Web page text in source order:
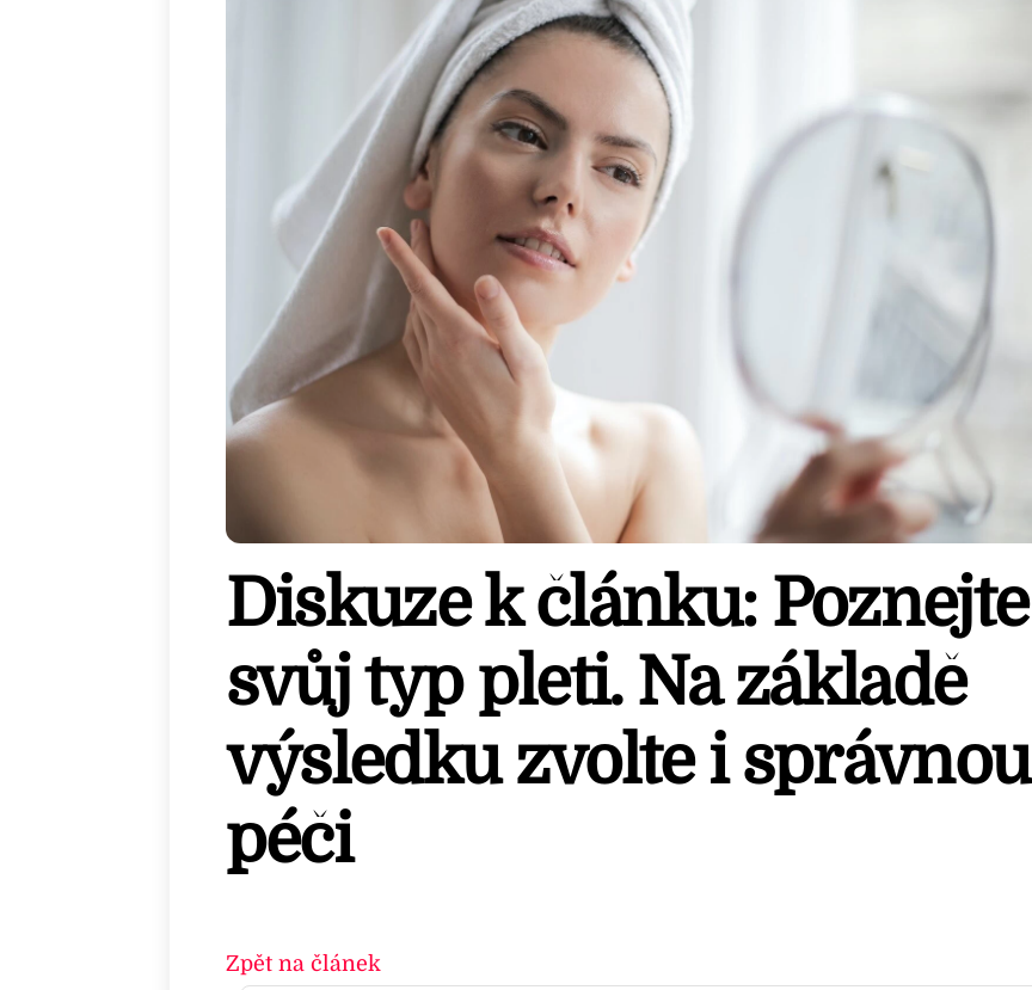
Diskuze k článku: Poznejte
svůj typ pleti. Na základě
výsledku zvolte i správnou
péči
Zpět na článek